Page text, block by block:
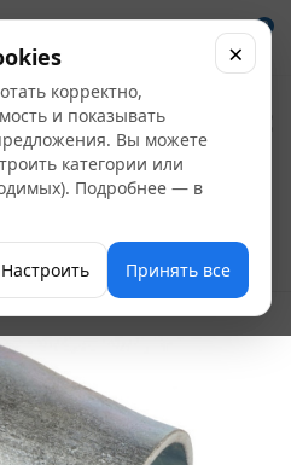
0
Ду
корректно,
и показывать
Вы можете
категории или
Подробнее — в
Настроить Принять все
×